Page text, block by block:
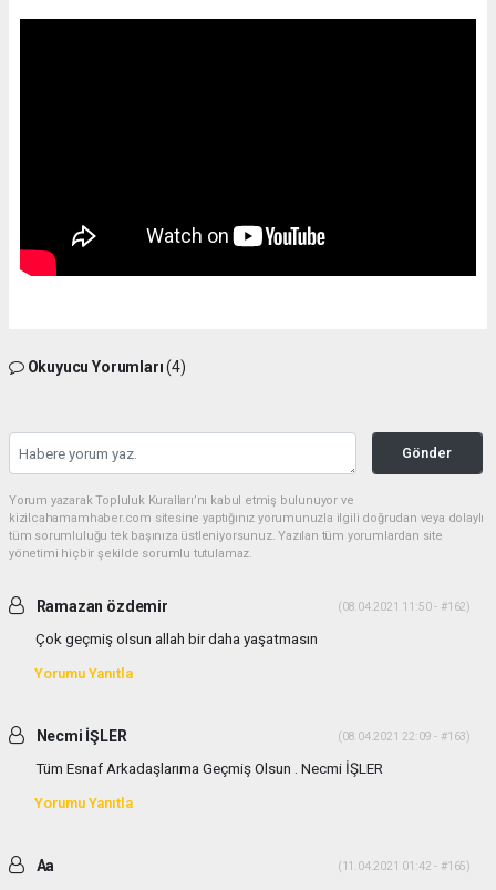
Okuyucu Yorumları(4)
Gönder
Yorum yazarak Topluluk Kuralları’nı kabul etmiş bulunuyor ve
kizilcahamamhaber.com sitesine yaptığınız yorumunuzla ilgili doğrudan veya dolaylı
tüm sorumluluğu tek başınıza üstleniyorsunuz. Yazılan tüm yorumlardan site
yönetimi hiçbir şekilde sorumlu tutulamaz.
Ramazan özdemir (08.04.2021 11:50 - #162)
Çok geçmiş olsun allah bir daha yaşatmasın
Yorumu Yanıtla
Necmi İŞLER (08.04.2021 22:09 - #163)
Tüm Esnaf Arkadaşlarıma Geçmiş Olsun . Necmi İŞLER
Yorumu Yanıtla
Aa (11.04.2021 01:42 - #165)